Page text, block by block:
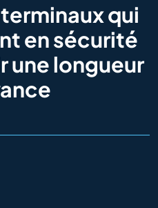
qui
en sécurité
une longueur